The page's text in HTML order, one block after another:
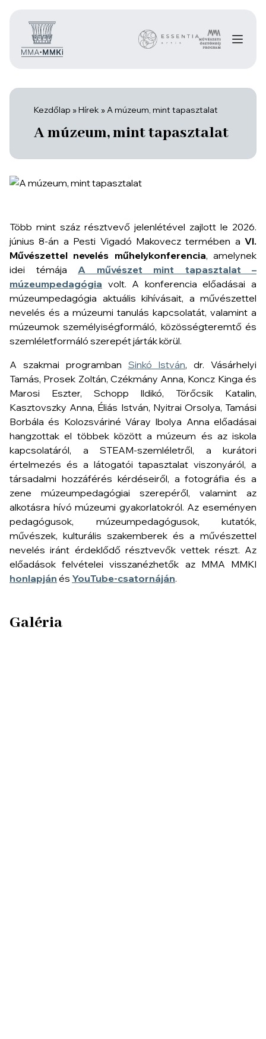
Kezdőlap »Hírek »A múzeum, mint tapasztalat
A múzeum, mint tapasztalat
Több mint száz résztvevő jelenlétével zajlott le 2026.
június 8-án a Pesti Vigadó Makovecz termében a VI.
Művészettel nevelés műhelykonferencia, amelynek
idei témája A művészet mint tapasztalat –
múzeumpedagógia volt. A konferencia előadásai a
múzeumpedagógia aktuális kihívásait, a művészettel
nevelés és a múzeumi tanulás kapcsolatát, valamint a
múzeumok személyiségformáló, közösségteremtő és
szemléletformáló szerepét járták körül.
A szakmai programban Sinkó István, dr. Vásárhelyi
Tamás, Prosek Zoltán, Czékmány Anna, Koncz Kinga és
Marosi Eszter, Schopp Ildikó, Törőcsik Katalin,
Kasztovszky Anna, Éliás István, Nyitrai Orsolya, Tamási
Borbála és Kolozsváriné Váray Ibolya Anna előadásai
hangzottak el többek között a múzeum és az iskola
kapcsolatáról, a STEAM-szemléletről, a kurátori
értelmezés és a látogatói tapasztalat viszonyáról, a
társadalmi hozzáférés kérdéseiről, a fotográfia és a
zene múzeumpedagógiai szerepéről, valamint az
alkotásra hívó múzeumi gyakorlatokról. Az eseményen
pedagógusok, múzeumpedagógusok, kutatók,
művészek, kulturális szakemberek és a művészettel
nevelés iránt érdeklődő résztvevők vettek részt. Az
előadások felvételei visszanézhetők az MMA MMKI
honlapján és YouTube-csatornáján.
Galéria